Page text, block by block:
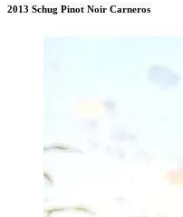
2013 Schug Pinot Noir Carneros